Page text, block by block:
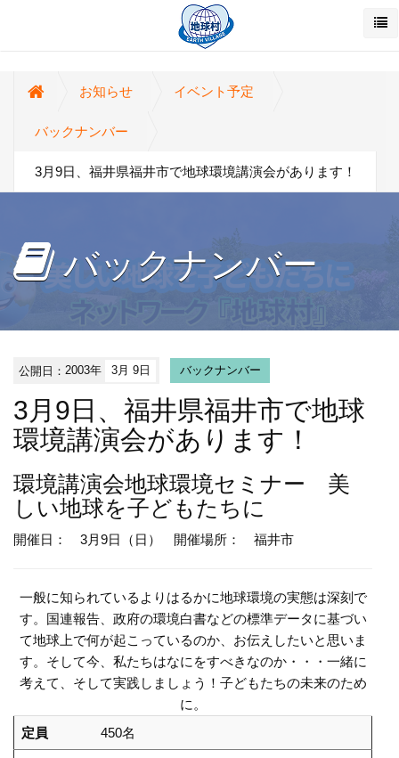
お知らせ イベント予定
バックナンバー
3月9日、福井県福井市で地球環境講演会があります！
バックナンバー
公開日：2003年 3月 9日 バックナンバー
3月9日、福井県福井市で地球
環境講演会があります！
環境講演会地球環境セミナー 美
しい地球を子どもたちに
開催日： 3月9日（日） 開催場所： 福井市
一般に知られているよりはるかに地球環境の実態は深刻で
す。国連報告、政府の環境白書などの標準データに基づい
て地球上で何が起こっているのか、お伝えしたいと思いま
す。そして今、私たちはなにをすべきなのか・・・一緒に
考えて、そして実践しましょう！子どもたちの未来のため
に。
定員
450名